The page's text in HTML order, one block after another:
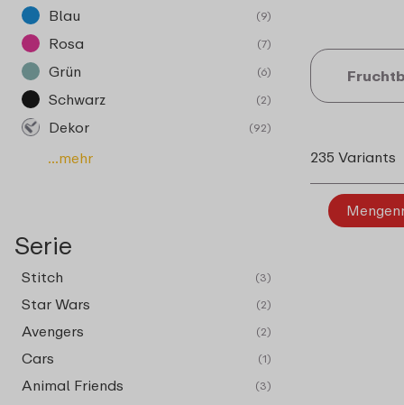
Blau (9)
Rosa (7)
Grün (6)
Schwarz (2)
Dekor (92)
...mehr
Serie
Stitch (3)
Star Wars (2)
Avengers (2)
Cars (1)
Animal Friends (3)
235 Variants